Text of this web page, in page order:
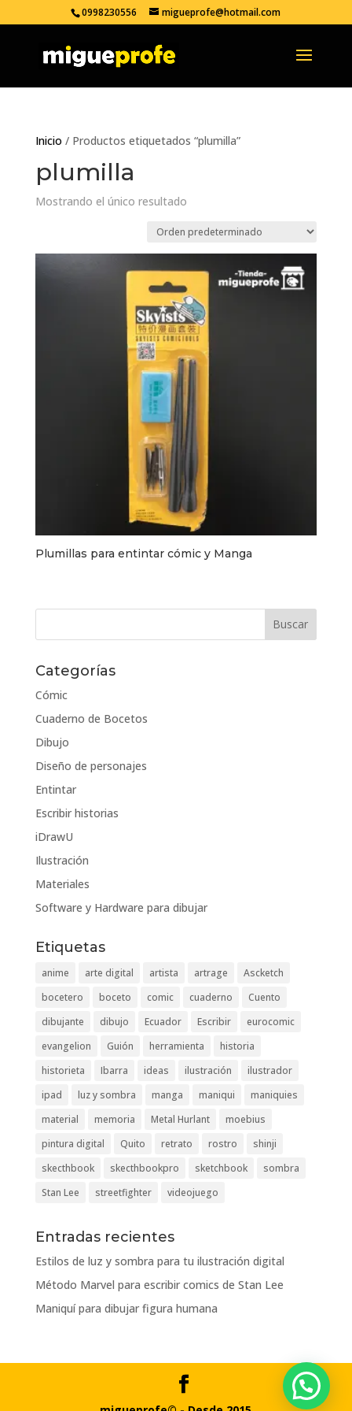
0998230556 migueprofe@hotmail.com
Inicio / Productos etiquetados “plumilla”
plumilla
Mostrando el único resultado
Plumillas para entintar cómic y Manga
Categorías
Cómic
Cuaderno de Bocetos
Dibujo
Diseño de personajes
Entintar
Escribir historias
iDrawU
Ilustración
Materiales
Software y Hardware para dibujar
Etiquetas
anime arte digital artista artrage
Ascketch
bocetero
boceto comic cuaderno
Cuento
dibujante
dibujo Ecuador Escribir
eurocomic
evangelion
Guión herramienta
historia
historieta
Ibarra ideas ilustración
ilustrador
ipad
luz y sombra manga maniqui
maniquies
material
memoria Metal Hurlant
moebius
pintura digital
Quito retrato rostro
shinji
skecthbook
skecthbookpro sketchbook
sombra
Stan Lee
streetfighter videojuego
Entradas recientes
Estilos de luz y sombra para tu ilustración digital
Método Marvel para escribir comics de Stan Lee
Maniquí para dibujar figura humana